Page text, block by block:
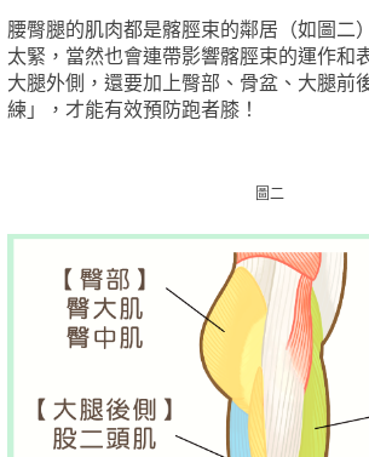
腰臀腿的肌肉都是髂脛束的鄰居（如圖二
太緊，當然也會連帶影響髂脛束的運作和
大腿外側，還要加上臀部、骨盆、大腿前
練」，才能有效預防跑者膝！
圖二